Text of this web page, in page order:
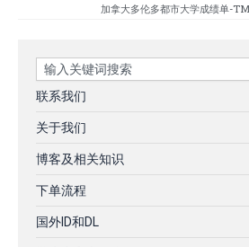
加拿大多伦多都市大学成绩单-
Search
联系我们
关于我们
博客及相关知识
下单流程
国外ID和DL